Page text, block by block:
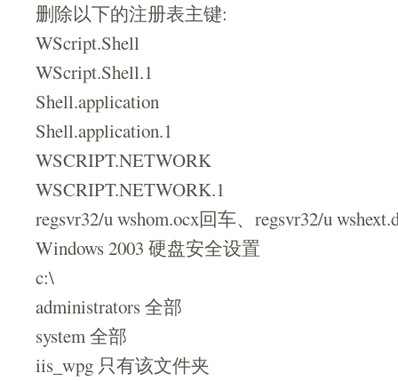
删除以下的注册表主键:
WScript.Shell
WScript.Shell.1
Shell.application
Shell.application.1
WSCRIPT.NETWORK
WSCRIPT.NETWORK.1
regsvr32/u wshom.ocx回车、regsvr32/u
Windows 2003 硬盘安全设置
c:\
administrators 全部
system 全部
iis_wpg 只有该文件夹